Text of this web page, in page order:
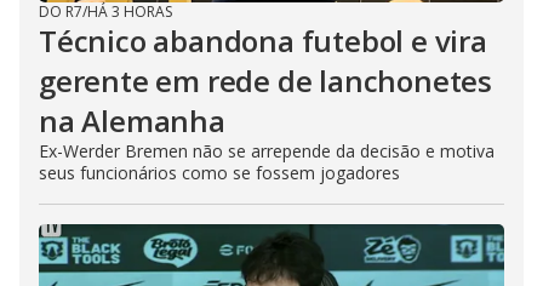
DO R7/HÁ 3 HORAS
Técnico abandona futebol e vira
gerente em rede de lanchonetes
na Alemanha
Ex-Werder Bremen não se arrepende da decisão e motiva
seus funcionários como se fossem jogadores